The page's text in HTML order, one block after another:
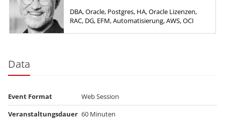
DBA, Oracle, Postgres, HA, Oracle Lizenzen,
RAC, DG, EFM, Automatisierung, AWS, OCI
Data
Event Format
Web Session
Veranstaltungsdauer 60 Minuten